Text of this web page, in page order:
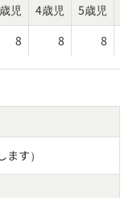
児 4歳児 5歳児
8 8 8
す）